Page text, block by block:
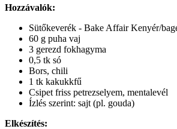
Hozzávalók:
Sütőkeverék - Bake Affair Kenyér/
60 g puha vaj
3 gerezd fokhagyma
0,5 tk só
Bors, chili
1 tk kakukkfű
Csipet friss petrezselyem, mentalevél
Ízlés szerint: sajt (pl. gouda)
Elkészítés: